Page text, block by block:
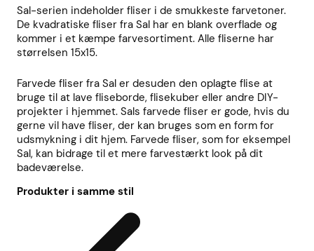
Sal-serien indeholder fliser i de smukkeste farvetoner.
De kvadratiske fliser fra Sal har en blank overflade og
kommer i et kæmpe farvesortiment. Alle fliserne har
størrelsen 15x15.
Farvede fliser fra Sal er desuden den oplagte flise at
bruge til at lave fliseborde, flisekuber eller andre DIY-
projekter i hjemmet. Sals farvede fliser er gode, hvis du
gerne vil have fliser, der kan bruges som en form for
udsmykning i dit hjem. Farvede fliser, som for eksempel
Sal, kan bidrage til et mere farvestærkt look på dit
badeværelse.
Produkter i samme stil